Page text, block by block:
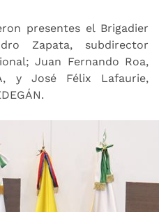
presentes el Brigadier
Zapata, subdirector
Juan Fernando Roa,
y José Félix Lafaurie,